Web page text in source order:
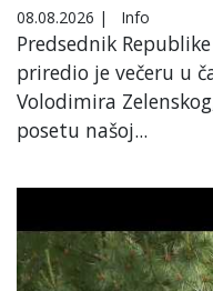
08.08.2026 | Info
Predsednik
priredio je večeru u
Volodimira
posetu našoj...